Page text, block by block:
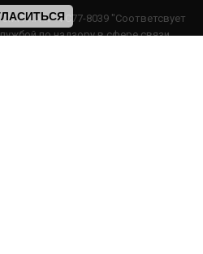
СМИ ИА № ФС77-8039 "Соответсвует
по надзору в сфере связи,